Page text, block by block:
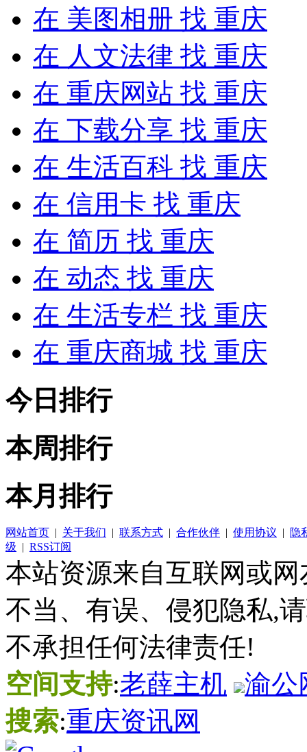
在 美图相册 找 重庆
在 人文法律 找 重庆
在 重庆网站 找 重庆
在 下载分享 找 重庆
在 生活百科 找 重庆
在 信用卡 找 重庆
在 简历 找 重庆
在 动态 找 重庆
在 生活专栏 找 重庆
在 重庆商城 找 重庆
今日排行
本周排行
本月排行
网站首页 | 关于我们 | 联系方式 | 合作伙伴 | 使用协议 |
隐
级 | RSS订阅
本站资源来自互联网或
不当、有误、侵犯隐私,
不承担任何法律责任!
空间支持:老薛主机
渝公
搜索:重庆资讯网